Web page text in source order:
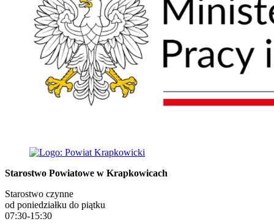
Starostwo Powiatowe w Krapkowicach
Starostwo czynne
od poniedziałku do piątku
07:30-15:30